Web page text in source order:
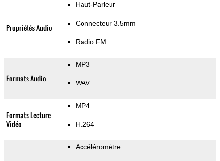
Propriétés Audio
Haut-Parleur
Connecteur 3.5mm
Radio FM
Formats Audio
MP3
WAV
Formats Lecture
Vidéo
MP4
H.264
Accéléromètre